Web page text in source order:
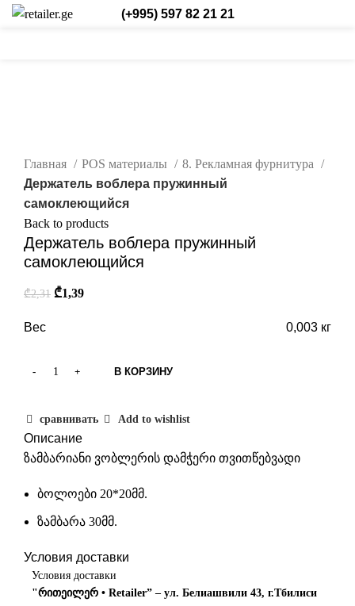
(+995) 597 82 21 21
Главная
POS материалы
8. Рекламная фурнитура
Держатель воблера пружинный
самоклеющийся
Back to products
Держатель воблера пружинный
самоклеющийся
₾2,31 ₾1,39
Вес 0,003 кг
В КОРЗИНУ
сравнивать Add to wishlist
Описание
ზამბარიანი ვობლერის დამჭერი თვითწებვადი
ბოლოები 20*20მმ.
ზამბარა 30მმ.
Условия доставки
Условия доставки
"რითეილერ • Retailer” – ул. Белиашвили 43, г.Тбилиси